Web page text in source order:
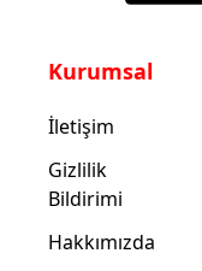
Kurumsal
İletişim
Gizlilik
Bildirimi
Hakkımızda